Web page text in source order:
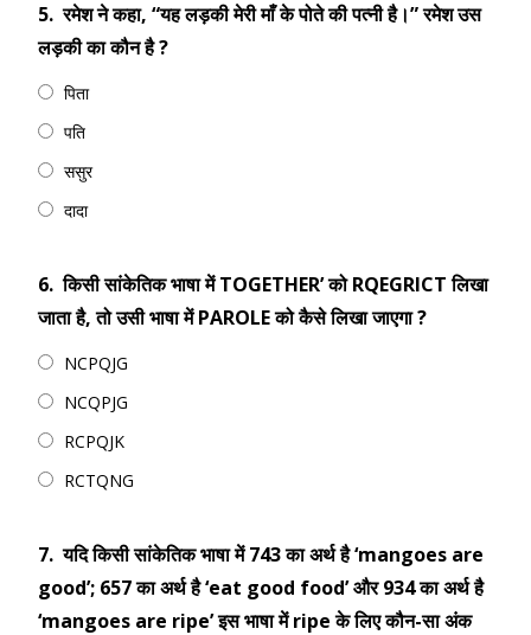
5. रमेश ने कहा, “यह लड़की मेरी माँ के पोते की पत्नी है।” रमेश उस
लड़की का कौन है ?
पिता
पति
ससुर
दादा
6. किसी सांकेतिक भाषा में TOGETHER’ को RQEGRICT लिखा
जाता है, तो उसी भाषा में PAROLE को कैसे लिखा जाएगा ?
NCPQJG
NCQPJG
RCPQJK
RCTQNG
7. यदि किसी सांकेतिक भाषा में 743 का अर्थ है ‘mangoes are
good’; 657 का अर्थ है ‘eat good food’ और 934 का अर्थ है
‘mangoes are ripe’ इस भाषा में ripe के लिए कौन-सा अंक